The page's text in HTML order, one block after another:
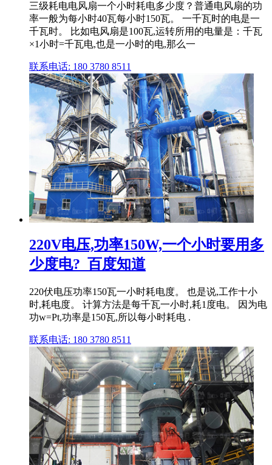
三级耗电电风扇一个小时耗电多少度？普通电风扇的功
率一般为每小时40瓦每小时150瓦。 一千瓦时的电是一
千瓦时。 比如电风扇是100瓦,运转所用的电量是：千瓦
×1小时=千瓦电,也是一小时的电,那么一
联系电话: 180 3780 8511
220V电压,功率150W,一个小时要用多
少度电?_百度知道
220伏电压功率150瓦一小时耗电度。 也是说,工作十小
时,耗电度。 计算方法是每千瓦一小时,耗1度电。 因为电
功w=Pt,功率是150瓦,所以每小时耗电 .
联系电话: 180 3780 8511